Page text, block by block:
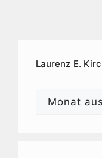
Laurenz E.
Laurenz